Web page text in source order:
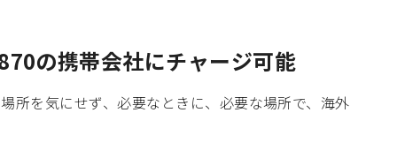
の携帯会社にチャージ可能
所を気にせず、必要なときに、必要な場所で、海外